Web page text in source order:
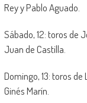
Rey y Pablo Aguado.
Sábado, 12: toros de
Juan de Castilla.
Domingo, 13: toros
Ginés Marín.